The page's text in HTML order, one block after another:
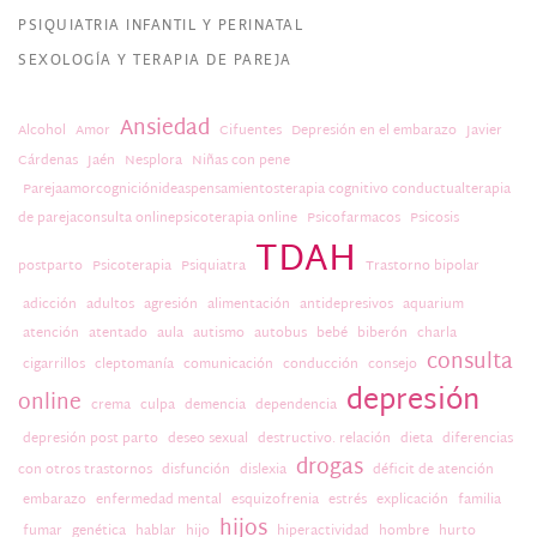
PSIQUIATRIA INFANTIL Y PERINATAL
SEXOLOGÍA Y TERAPIA DE PAREJA
Alcohol Amor Ansiedad Cifuentes Depresión en el embarazo Javier
Cárdenas Jaén Nesplora Niñas con pene
Parejaamorcogniciónideaspensamientosterapia cognitivo conductualterapia
de parejaconsulta onlinepsicoterapia online Psicofarmacos Psicosis
postparto Psicoterapia Psiquiatra TDAH Trastorno bipolar
adicción adultos agresión alimentación antidepresivos aquarium
atención atentado aula autismo autobus bebé biberón charla
cigarrillos cleptomanía comunicación conducción consejo consulta
online crema culpa demencia dependencia depresión
depresión post parto deseo sexual destructivo. relación dieta diferencias
con otros trastornos disfunción dislexia drogas déficit de atención
embarazo enfermedad mental esquizofrenia estrés explicación familia
fumar genética hablar hijo hiperactividad hombre hurto